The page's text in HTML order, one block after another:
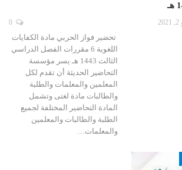
تحضير فواز الحربي مادة الكفايات
اللغوية 6 مقررات الفصل الدراسي
الثالث 1443 هـ يسر مؤسسة
التحاضير الحديثة أن تقدم لكل
المعلمين والمعلمات والطلبة
والطالبات مادة لغتى وتشمل
المادة التحاضير المختلفة لجميع
الطلبة والطالبات والمعلمين
والمعلمات…